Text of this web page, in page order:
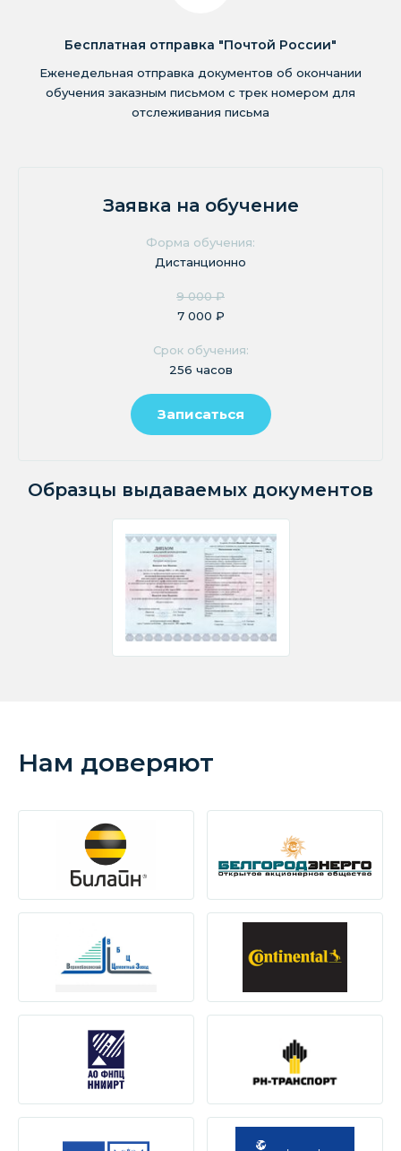
Заявка на обучение
Форма обучения:
Дистанционно
9 000 ₽
7 000 ₽
Срок обучения:
256 часов
Записаться
Образцы выдаваемых документов
Бесплатная отправка "Почтой России"
Еженедельная отправка документов об окончании
обучения заказным письмом с трек номером для
отслеживания письма
Нам доверяют